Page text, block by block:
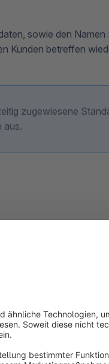
sowie den Namen
Kunden betreffen
zugewiesene
aus.
rechts